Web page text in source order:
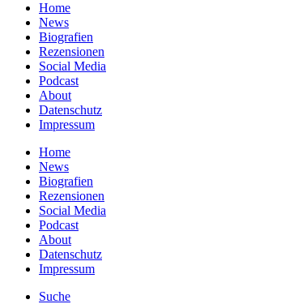
Home
News
Biografien
Rezensionen
Social Media
Podcast
About
Datenschutz
Impressum
Home
News
Biografien
Rezensionen
Social Media
Podcast
About
Datenschutz
Impressum
Suche